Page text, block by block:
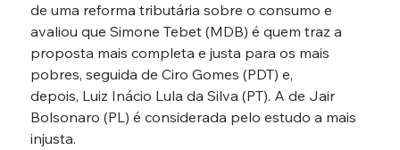
de uma reforma tributária sobre o consumo e
avaliou que Simone Tebet (MDB) é quem traz a
proposta mais completa e justa para os mais
pobres, seguida de Ciro Gomes (PDT) e,
depois, Luiz Inácio Lula da Silva (PT). A de Jair
Bolsonaro (PL) é considerada pelo estudo a mais
injusta.